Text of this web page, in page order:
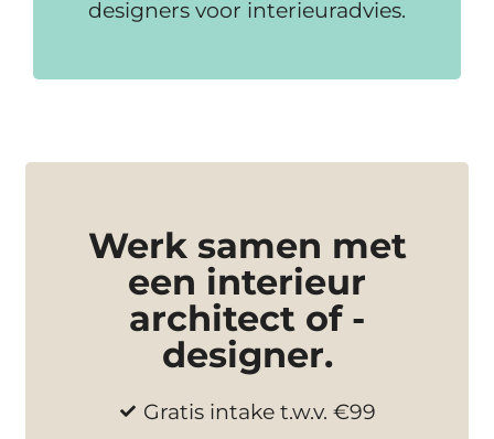
designers voor interieuradvies.
Werk samen met
een interieur
architect of -
designer.
Gratis intake t.w.v. €99